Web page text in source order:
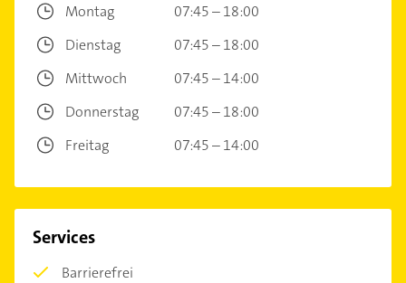
Montag
07:45 – 18:00
Dienstag
07:45 – 18:00
Mittwoch
07:45 – 14:00
Donnerstag
07:45 – 18:00
Freitag
07:45 – 14:00
Services
Barrierefrei